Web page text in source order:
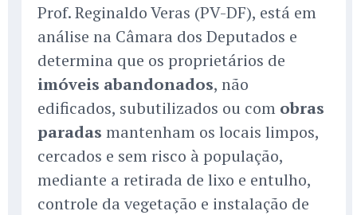
Prof. Reginaldo Veras (PV-DF), está em
análise na Câmara dos Deputados e
determina que os proprietários de
imóveis abandonados, não
edificados, subutilizados ou com obras
paradas mantenham os locais limpos,
cercados e sem risco à população,
mediante a retirada de lixo e entulho,
controle da vegetação e instalação de